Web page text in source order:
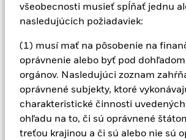
všeobecnosti musieť spĺňať jednu
nasledujúcich požiadaviek:
(1) musí mať na pôsobenie na
oprávnenie alebo byť pod
orgánov. Nasledujúci zoznam
oprávnené subjekty, ktoré
charakteristické činnosti
ohľadu na to, či sú oprávnené
treťou krajinou a či sú alebo nie sú
príjmov z nich môže klesať aj stúpať a nie
Investori nesmú získať späť pôvodne
investície a výnosy z nej sa budú líšiť a
investície nemožno zaručiť. ETF sú
podobne ako akcie a kupujú sa a predávajú
ktoré sa môžu líšiť od čistej hodnoty aktív
nástrojov s pevným výnosom. Spravidla pri
sadzieb dochádza k zodpovedajúcemu
hodnoty dlhopisov. Úverové riziko